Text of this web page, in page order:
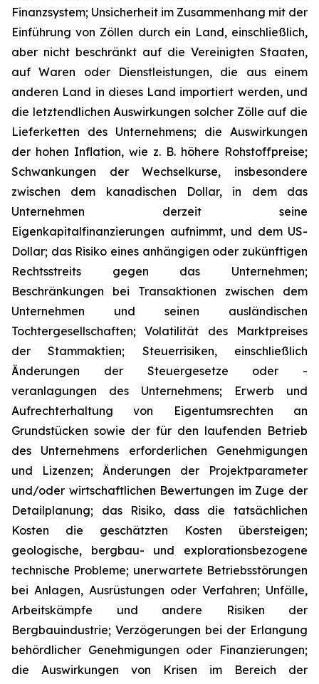
Finanzsystem; Unsicherheit im Zusammenhang mit der
Einführung von Zöllen durch ein Land, einschließlich,
aber nicht beschränkt auf die Vereinigten Staaten,
auf Waren oder Dienstleistungen, die aus einem
anderen Land in dieses Land importiert werden, und
die letztendlichen Auswirkungen solcher Zölle auf die
Lieferketten des Unternehmens; die Auswirkungen
der hohen Inflation, wie z. B. höhere Rohstoffpreise;
Schwankungen der Wechselkurse, insbesondere
zwischen dem kanadischen Dollar, in dem das
Unternehmen derzeit seine
Eigenkapitalfinanzierungen aufnimmt, und dem US-
Dollar; das Risiko eines anhängigen oder zukünftigen
Rechtsstreits gegen das Unternehmen;
Beschränkungen bei Transaktionen zwischen dem
Unternehmen und seinen ausländischen
Tochtergesellschaften; Volatilität des Marktpreises
der Stammaktien; Steuerrisiken, einschließlich
Änderungen der Steuergesetze oder -
veranlagungen des Unternehmens; Erwerb und
Aufrechterhaltung von Eigentumsrechten an
Grundstücken sowie der für den laufenden Betrieb
des Unternehmens erforderlichen Genehmigungen
und Lizenzen; Änderungen der Projektparameter
und/oder wirtschaftlichen Bewertungen im Zuge der
Detailplanung; das Risiko, dass die tatsächlichen
Kosten die geschätzten Kosten übersteigen;
geologische, bergbau- und explorationsbezogene
technische Probleme; unerwartete Betriebsstörungen
bei Anlagen, Ausrüstungen oder Verfahren; Unfälle,
Arbeitskämpfe und andere Risiken der
Bergbauindustrie; Verzögerungen bei der Erlangung
behördlicher Genehmigungen oder Finanzierungen;
die Auswirkungen von Krisen im Bereich der